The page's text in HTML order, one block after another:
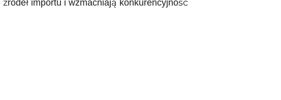
importu i wzmacniają konkurencyjność